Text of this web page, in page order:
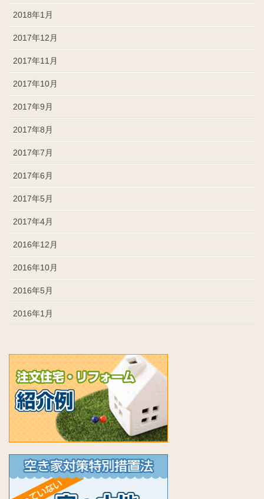
2018年1月
2017年12月
2017年11月
2017年10月
2017年9月
2017年8月
2017年7月
2017年6月
2017年5月
2017年4月
2016年12月
2016年10月
2016年5月
2016年1月